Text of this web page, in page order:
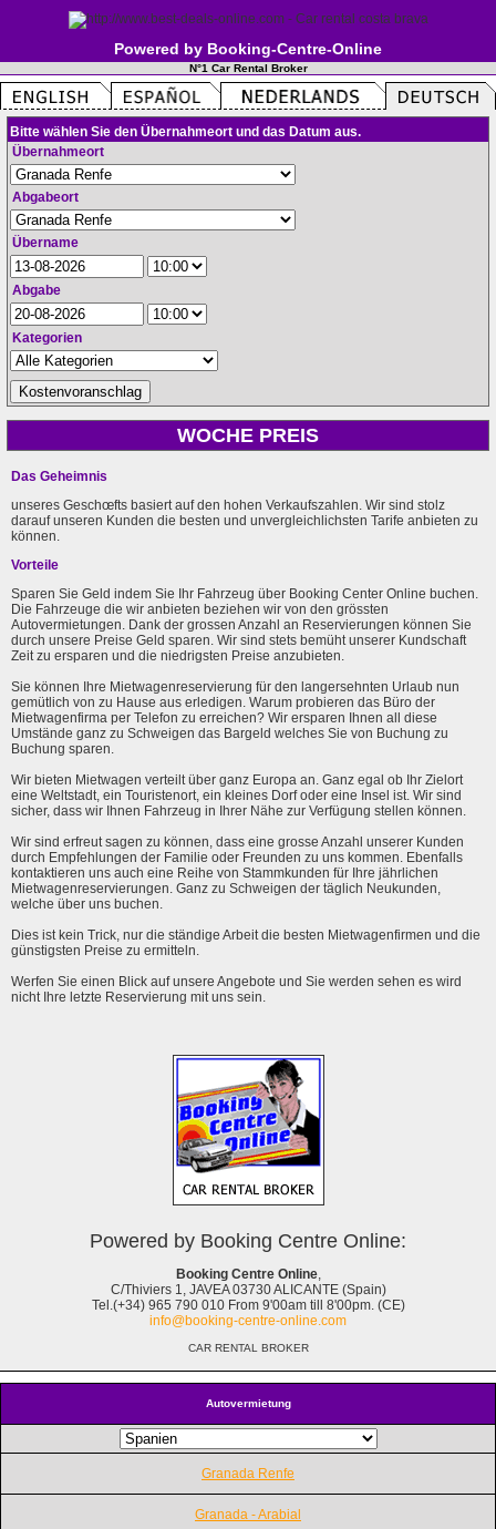
Powered by Booking-Centre-Online
N°1 Car Rental Broker
Autovermietung
Granada Renfe
Granada - Arabial
Bitte wählen Sie den Übernahmeort und das Datum aus.
Übernahmeort
Abgabeort
Übername
Abgabe
Kategorien
WOCHE PREIS
Das Geheimnis
unseres Geschœfts basiert auf den hohen Verkaufszahlen. Wir sind stolz
darauf unseren Kunden die besten und unvergleichlichsten Tarife anbieten zu
können.
Vorteile
Sparen Sie Geld indem Sie Ihr Fahrzeug über Booking Center Online buchen.
Die Fahrzeuge die wir anbieten beziehen wir von den grössten
Autovermietungen. Dank der grossen Anzahl an Reservierungen können Sie
durch unsere Preise Geld sparen. Wir sind stets bemüht unserer Kundschaft
Zeit zu ersparen und die niedrigsten Preise anzubieten.
Sie können Ihre Mietwagenreservierung für den langersehnten Urlaub nun
gemütlich von zu Hause aus erledigen. Warum probieren das Büro der
Mietwagenfirma per Telefon zu erreichen? Wir ersparen Ihnen all diese
Umstände ganz zu Schweigen das Bargeld welches Sie von Buchung zu
Buchung sparen.
Wir bieten Mietwagen verteilt über ganz Europa an. Ganz egal ob Ihr Zielort
eine Weltstadt, ein Touristenort, ein kleines Dorf oder eine Insel ist. Wir sind
sicher, dass wir Ihnen Fahrzeug in Ihrer Nähe zur Verfügung stellen können.
Wir sind erfreut sagen zu können, dass eine grosse Anzahl unserer Kunden
durch Empfehlungen der Familie oder Freunden zu uns kommen. Ebenfalls
kontaktieren uns auch eine Reihe von Stammkunden für Ihre jährlichen
Mietwagenreservierungen. Ganz zu Schweigen der täglich Neukunden,
welche über uns buchen.
Dies ist kein Trick, nur die ständige Arbeit die besten Mietwagenfirmen und die
günstigsten Preise zu ermitteln.
Werfen Sie einen Blick auf unsere Angebote und Sie werden sehen es wird
nicht Ihre letzte Reservierung mit uns sein.
Powered by Booking Centre Online:
Booking Centre Online,
C/Thiviers 1, JAVEA 03730 ALICANTE (Spain)
Tel.(+34) 965 790 010 From 9'00am till 8'00pm. (CE)
info@booking-centre-online.com
CAR RENTAL BROKER